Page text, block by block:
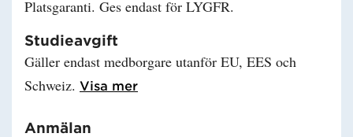
Platsgaranti. Ges endast för LYGFR.
Studieavgift
Gäller endast medborgare utanför EU, EES och
Schweiz. Visa merLäs mer om Studieavgift
Anmälan